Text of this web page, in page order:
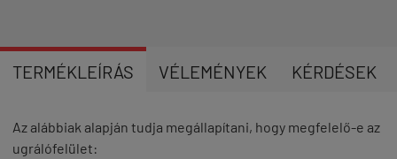
TERMÉKLEÍRÁS VÉLEMÉNYEK KÉRDÉSEK
Az alábbiak alapján tudja megállapítani, hogy megfelelő-e az
ugrálófelület: